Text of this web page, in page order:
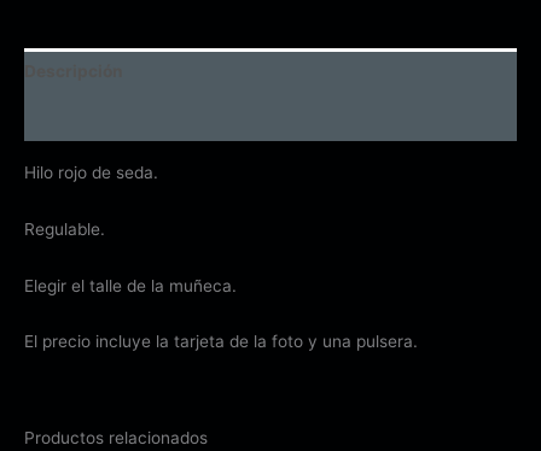
Hilo rojo de seda.
Regulable.
Elegir el talle de la muñeca.
El precio incluye la tarjeta de la foto y una pulsera.
Productos relacionados